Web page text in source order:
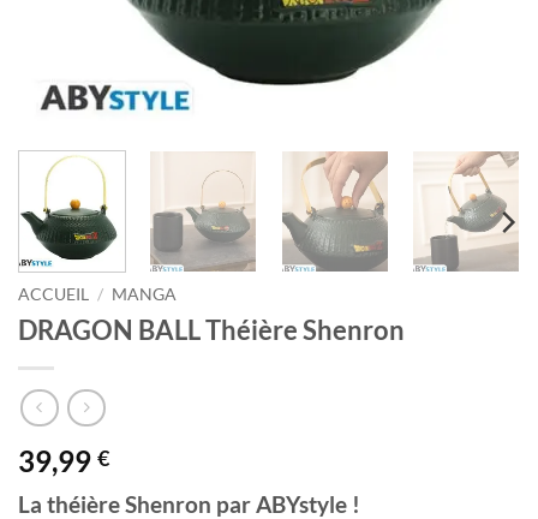
ACCUEIL / MANGA
DRAGON BALL Théière Shenron
39,99 €
La théière Shenron par ABYstyle !